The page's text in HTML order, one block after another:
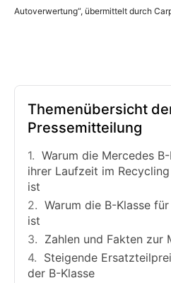
Autoverwertung“, übermittelt durch
Themenübersicht
Pressemitteilung
Warum die Mercedes
ihrer Laufzeit im
ist
Warum die B-Klasse
ist
Zahlen und Fakten zur
Steigende
der B-Klasse